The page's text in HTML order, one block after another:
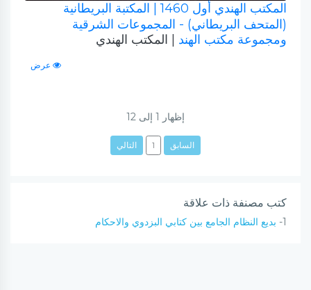
المكتب الهندي أول 1460
| المكتبة البريطانية
(المتحف البريطاني) - المجموعات الشرقية
ومجموعة مكتب الهند
| المكتب الهندي
عرض
إظهار 1 إلى 12
السابق 1 التالي
كتب مصنفة ذات علاقة
1- بديع النظام الجامع بين كتابي البزدوي والاحكام